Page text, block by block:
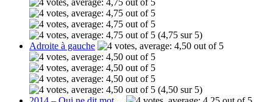
(4,75 sur 5)
Adroite à gauche
(4,50 sur 5)